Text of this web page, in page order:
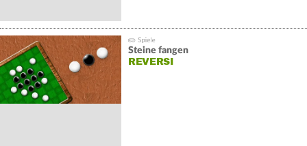
Steine fangen
REVERSI